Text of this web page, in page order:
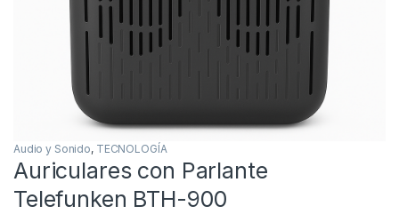
Audio y Sonido, TECNOLOGÍA
Auriculares con Parlante
Telefunken BTH-900